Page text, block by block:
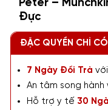
Peter –
Đực
ĐẶC QUYỀN CHỈ CÓ
7 Ngày Đổi Trả
An tâm song hành
Hỗ trợ y tế 30